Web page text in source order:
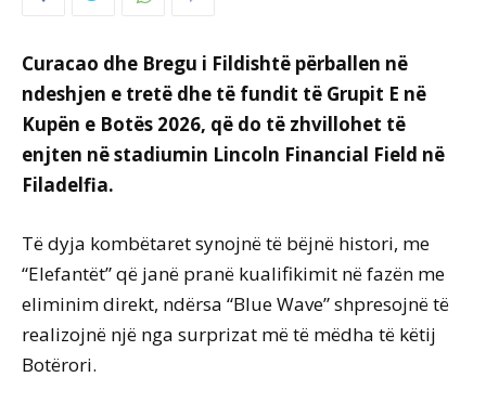
Curacao dhe Bregu i Fildishtë përballen në
ndeshjen e tretë dhe të fundit të Grupit E në
Kupën e Botës 2026, që do të zhvillohet të
enjten në stadiumin Lincoln Financial Field në
Filadelfia.
Të dyja kombëtaret synojnë të bëjnë histori, me
“Elefantët” që janë pranë kualifikimit në fazën me
eliminim direkt, ndërsa “Blue Wave” shpresojnë të
realizojnë një nga surprizat më të mëdha të këtij
Botërori.